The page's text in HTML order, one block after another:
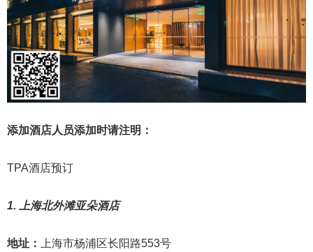
添加酒店人员添加时请注明：
TPA酒店预订
1. 上海北外滩亚朵酒店
地址： 上海市杨浦区长阳路553号